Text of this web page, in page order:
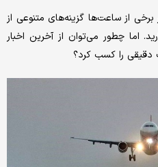
برخی از ساعت‌ها گزینه‌های متنوعی از
اما چطور می‌توان از آخرین اخبار
دقیقی را کسب کرد؟